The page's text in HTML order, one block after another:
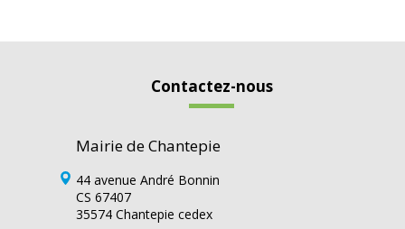
Contactez-nous
Mairie de Chantepie
44 avenue André Bonnin
CS 67407
35574 Chantepie cedex